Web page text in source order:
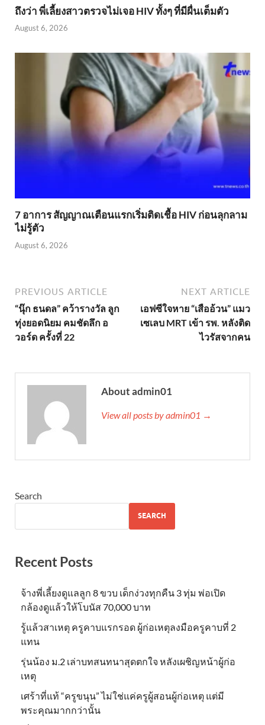
ถึงว่า พี่เลี้ยงสาวตรวจไม่เจอ HIV ทั้งๆ ที่มีผื่นเต็มตัว
August 6, 2026
7 อาการ สัญญาณเตือนแรกเริ่มติดเชื้อ HIV ก่อนลุกลาม
ไม่รู้ตัว
August 6, 2026
PREVIOUS ARTICLE
“นุ๊ก ธนดล” คว้ารางวัล ลูก
ทุ่งยอดนิยม คมชัดลึก อ
วอร์ด ครั้งที่ 22
NEXT ARTICLE
เอฟซีใจหาย “เสืออ้วน” แมว
เซเลบ MRT เข้า รพ. หลังติด
ไวรัสจากคน
About admin01
View all posts by admin01 →
Search
SEARCH
Recent Posts
จ้างพี่เลี้ยงดูแลลูก 8 ขวบ เด็กง่วงทุกคืน 3 ทุ่ม พ่อเปิด
กล้องดูแล้วให้โบนัส 70,000 บาท
รู้แล้วสาเหตุ ครูคาบแรกรอด ผู้ก่อเหตุลงมือครูคาบที่ 2
แทน
รุ่นน้อง ม.2 เล่าบทสนทนาสุดตกใจ หลังเผชิญหน้าผู้ก่อ
เหตุ
เศร้าที่แท้ “ครูขนุน” ไม่ใช่แค่ครูผู้สอนผู้ก่อเหตุ แต่มี
พระคุณมากกว่านั้น